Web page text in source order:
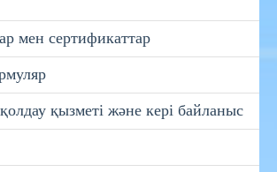
мен сертификаттар
қызметі және кері байланыс